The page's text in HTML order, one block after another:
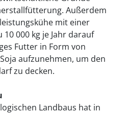
Außerdem
mit einer
000 kg je Jahr darauf
Futter in Form von
aufzunehmen, um den
zu decken.
Landbaus hat in